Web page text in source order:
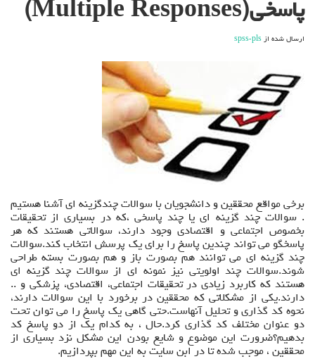
چند
پاسخی(Multiple
پاسخی(Multiple Responses)
ارسال شده از spss-pls
برخی مواقع محققین و دانشجویان با سوالات چندگزینه ای آشنا هستیم
. سوالات چند گزینه ای یا چند پاسخی ،که در بسیاری از تحقیقات
بخصوص اجتماعی و اقتصادی وجود دارند، سوالاتی هستند که هر
پاسخگو می تواند چندین پاسخ را برای یک پرسش انتخاب کند.سوالات
چند گزینه ای می توانند هم بصورت باز و هم بصورت بسته طراحی
شوند.سوالات چند اولویتی نیز نمونه ای از سوالات چند گزینه ای
هستند که کاربرد زیادی در تحقیقات اجتماعی، اقتصادی، پزشکی و ..
دارند.یکی از مشکلاتی که محققین در برخورد با این سوالات دارند،
نحوه کد گذاری و تحلیل آنهاست.حتی گاهی یک پاسخ را می توان تحت
دو عنوان مختلف کد گذاری کرد.حال ، به کدام یک از دو پاسخ کد
بدهیم؟ضرورت این موضوع و شایع بودن این مشکل نزد بسیاری از
محققین ، موجب شده تا در ابن سایت به این مهم بپردازیم.